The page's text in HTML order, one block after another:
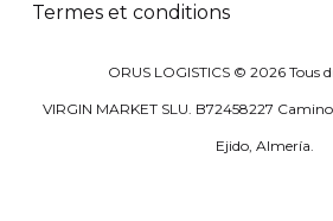
Termes et conditions
ORUS LOGISTICS ©2026 Tous
VIRGIN MARKET SLU. B72458227
Ejido, Almería.